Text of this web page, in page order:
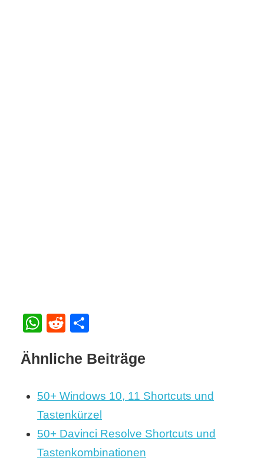
WhatsApp
Reddit
Ähnliche Beiträge
50+ Windows 10, 11 Shortcuts und
Tastenkürzel
50+ Davinci Resolve Shortcuts und
Tastenkombinationen